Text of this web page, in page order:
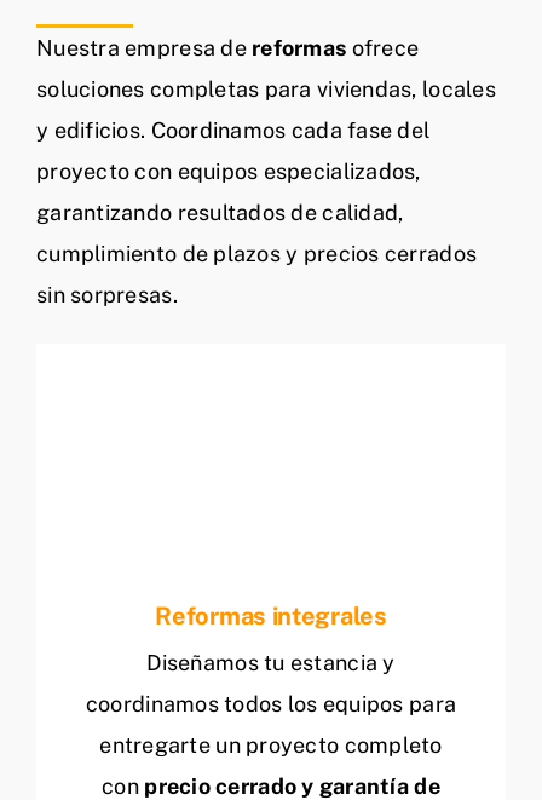
Nuestra empresa de reformas ofrece
soluciones completas para viviendas, locales
y edificios. Coordinamos cada fase del
proyecto con equipos especializados,
garantizando resultados de calidad,
cumplimiento de plazos y precios cerrados
sin sorpresas.
Reformas integrales
Diseñamos tu estancia y
coordinamos todos los equipos para
entregarte un proyecto completo
con precio cerrado y garantía de